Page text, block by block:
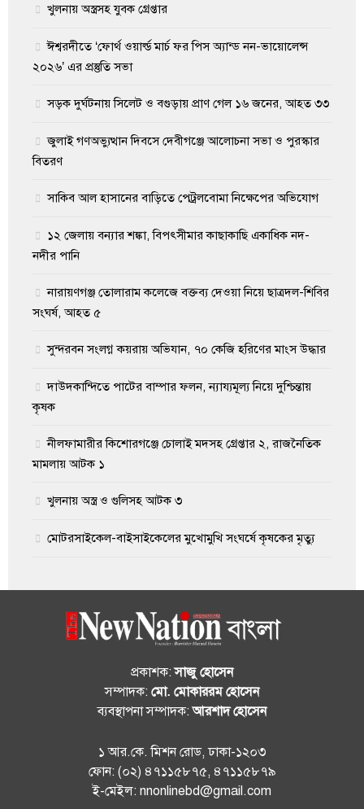
খুলনায় অস্ত্রসহ যুবক গ্রেপ্তার
ঈশ্বরদীতে ‘ফোর্থ ওয়ার্ল্ড মার্চ ফর পিস অ্যান্ড নন-ভায়োলেন্স
২০২৬’ এর প্রস্তুতি সভা
সড়ক দুর্ঘটনায় সিলেট ও বগুড়ায় প্রাণ গেল ১৬ জনের, আহত ৩৩
জুলাই গণঅভ্যুত্থান দিবসে দেবীগঞ্জে আলোচনা সভা ও পুরস্কার
বিতরণ
সাকিব আল হাসানের বাড়িতে পেট্রলবোমা নিক্ষেপের অভিযোগ
১২ জেলায় বন্যার শঙ্কা, বিপৎসীমার কাছাকাছি একাধিক নদ-
নদীর পানি
নারায়ণগঞ্জ তোলারাম কলেজে বক্তব্য দেওয়া নিয়ে ছাত্রদল-শিবির
সংঘর্ষ, আহত ৫
সুন্দরবন সংলগ্ন কয়রায় অভিযান, ৭০ কেজি হরিণের মাংস উদ্ধার
দাউদকান্দিতে পাটের বাম্পার ফলন, ন্যায্যমূল্য নিয়ে দুশ্চিন্তায়
কৃষক
নীলফামারীর কিশোরগঞ্জে চোলাই মদসহ গ্রেপ্তার ২, রাজনৈতিক
মামলায় আটক ১
খুলনায় অস্ত্র ও গুলিসহ আটক ৩
মোটরসাইকেল-বাইসাইকেলের মুখোমুখি সংঘর্ষে কৃষকের মৃত্যু
প্রকাশক:সাজু হোসেন
সম্পাদক: মো. মোকাররম হোসেন
ব্যবস্থাপনা সম্পাদক:আরশাদ হোসেন
১ আর.কে. মিশন রোড, ঢাকা-১২০৩
ফোন: (০২) ৪৭১১৫৮৭৫, ৪৭১১৫৮৭৯
ই-মেইল: nnonlinebd@gmail.com